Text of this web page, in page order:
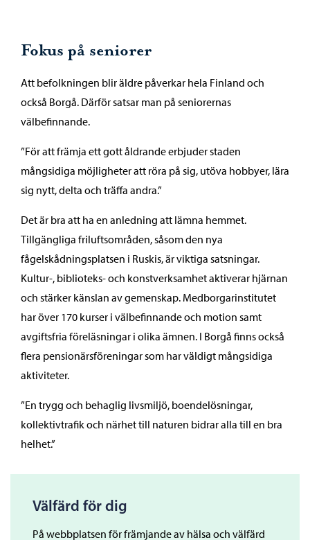
Fokus på seniorer
Att befolkningen blir äldre påverkar hela Finland och
också Borgå. Därför satsar man på seniorernas
välbefinnande.
”För att främja ett gott åldrande erbjuder staden
mångsidiga möjligheter att röra på sig, utöva hobbyer, lära
sig nytt, delta och träffa andra.”
Det är bra att ha en anledning att lämna hemmet.
Tillgängliga friluftsområden, såsom den nya
fågelskådningsplatsen i Ruskis, är viktiga satsningar.
Kultur-, biblioteks- och konstverksamhet aktiverar hjärnan
och stärker känslan av gemenskap. Medborgarinstitutet
har över 170 kurser i välbefinnande och motion samt
avgiftsfria föreläsningar i olika ämnen. I Borgå finns också
flera pensionärsföreningar som har väldigt mångsidiga
aktiviteter.
”En trygg och behaglig livsmiljö, boendelösningar,
kollektivtrafik och närhet till naturen bidrar alla till en bra
helhet.”
Välfärd för dig
På webbplatsen för främjande av hälsa och välfärd